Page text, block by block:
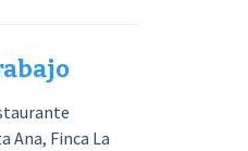
Ana, Finca La